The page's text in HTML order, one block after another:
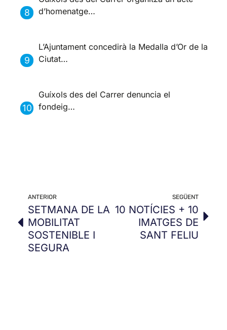
d’homenatge…
L’Ajuntament concedirà la Medalla d’Or de la
Ciutat…
Guíxols des del Carrer denuncia el
fondeig…
ANTERIOR
SETMANA DE LA
MOBILITAT
SOSTENIBLE I
SEGURA
SEGÜENT
10 NOTÍCIES + 10
IMATGES DE
SANT FELIU